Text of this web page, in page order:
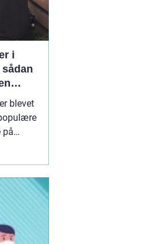
i
blevet
på
over for
Skal
er en